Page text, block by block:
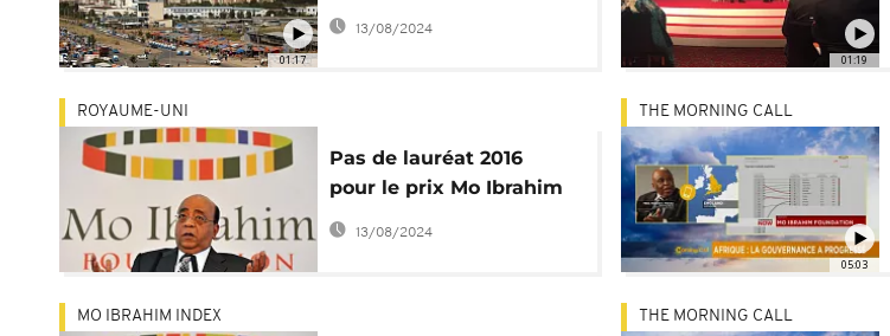
01:17
du chômage des jeunes
13/08/2024
01:19
ROYAUME-UNI
Pas de lauréat 2016
pour le prix Mo Ibrahim
de la "bonne
13/08/2024
05:03
THE MORNING CALL
MO IBRAHIM INDEX THE MORNING CALL